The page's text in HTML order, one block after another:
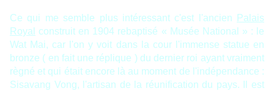
Ce qui me semble plus intéressant c'est l'ancien
Palais
Royal
construit en 1904 rebaptisé « Musée National » : le
Wat Mai, car l'on y voit dans la cour l'immense statue en
bronze ( en fait une réplique ) du dernier roi ayant vraiment
règné et qui était encore là au moment de l'indépendance :
Sisavang Vong, l'artisan de la réunification du pays. Il est